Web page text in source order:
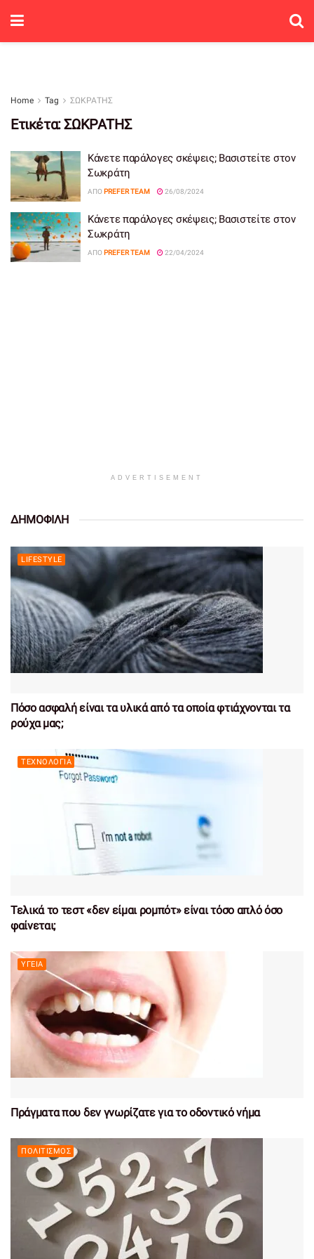
Home Tag ΣΩΚΡΑΤΗΣ
Ετικέτα:ΣΩΚΡΑΤΗΣ
Κάνετε παράλογες σκέψεις; Βασιστείτε στον
Σωκράτη
ΑΠΌ PREFER TEAM 26/08/2024
Κάνετε παράλογες σκέψεις; Βασιστείτε στον
Σωκράτη
ΑΠΌ PREFER TEAM 22/04/2024
ADVERTISEMENT
ΔΗΜΟΦΙΛΗ
LIFESTYLE
Πόσο ασφαλή είναι τα υλικά από τα οποία φτιάχνονται τα
ρούχα μας;
ΤΕΧΝΟΛΟΓΊΑ
Τελικά το τεστ «δεν είμαι ρομπότ» είναι τόσο απλό όσο
φαίνεται;
ΥΓΕΊΑ
Πράγματα που δεν γνωρίζατε για το οδοντικό νήμα
ΠΟΛΙΤΙΣΜΌΣ